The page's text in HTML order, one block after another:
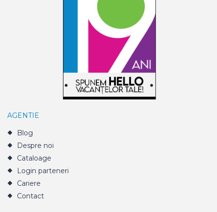
AGENTIE
Blog
Despre noi
Cataloage
Login parteneri
Cariere
Contact